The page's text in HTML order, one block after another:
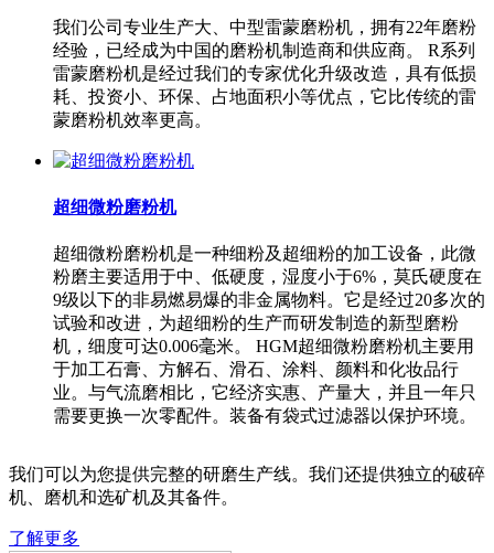
我们公司专业生产大、中型雷蒙磨粉机，拥有22年磨粉
经验，已经成为中国的磨粉机制造商和供应商。 R系列
雷蒙磨粉机是经过我们的专家优化升级改造，具有低损
耗、投资小、环保、占地面积小等优点，它比传统的雷
蒙磨粉机效率更高。
超细微粉磨粉机
超细微粉磨粉机是一种细粉及超细粉的加工设备，此微
粉磨主要适用于中、低硬度，湿度小于6%，莫氏硬度在
9级以下的非易燃易爆的非金属物料。它是经过20多次的
试验和改进，为超细粉的生产而研发制造的新型磨粉
机，细度可达0.006毫米。 HGM超细微粉磨粉机主要用
于加工石膏、方解石、滑石、涂料、颜料和化妆品行
业。与气流磨相比，它经济实惠、产量大，并且一年只
需要更换一次零配件。装备有袋式过滤器以保护环境。
我们可以为您提供完整的研磨生产线。我们还提供独立的破碎
机、磨机和选矿机及其备件。
了解更多